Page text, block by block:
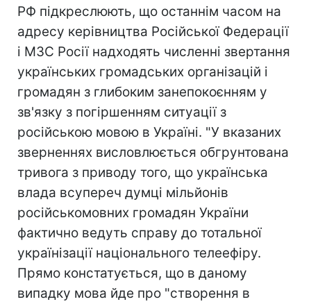
РФ підкреслюють, що останнім часом на
адресу керівництва Російської Федерації
і МЗС Росії надходять численні звертання
українських громадських організацій і
громадян з глибоким занепокоєнням у
зв'язку з погіршенням ситуації з
російською мовою в Україні. "У вказаних
зверненнях висловлюється обгрунтована
тривога з приводу того, що українська
влада всупереч думці мільйонів
російськомовних громадян України
фактично ведуть справу до тотальної
українізації національного телеефіру.
Прямо констатується, що в даному
випадку мова йде про "створення в